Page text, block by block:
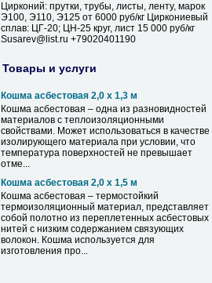
Цирконий: прутки, трубы, листы, ленту, марок
Э100, Э110, Э125 от 6000 руб/кг Циркониевый
сплав: ЦГ-20; ЦН-25 круг, лист 15 000 руб/кг
Susarev@list.ru +79020401190
Товары и услуги
Кошма асбестовая 2,0 х 1,3 м
Кошма асбестовая – одна из разновидностей
материалов с теплоизоляционными
свойствами. Может использоваться в качестве
изолирующего материала при условии, что
температура поверхностей не превышает
отме...
Кошма асбестовая 2,0 х 1,5 м
Кошма асбестовая – термостойкий
термоизоляционный материал, представляет
собой полотно из переплетенных асбестовых
нитей с низким содержанием связующих
волокон. Кошма используется для
изготовления про...